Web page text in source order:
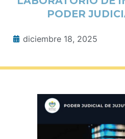
PODER
diciembre 18, 2025